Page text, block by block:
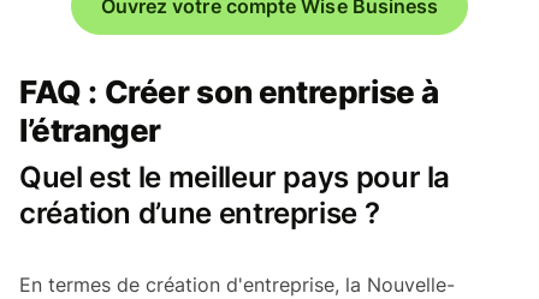
Ouvrez votre compte Wise Business
FAQ : Créer son entreprise à
l’étranger
Quel est le meilleur pays pour la
création d’une entreprise ?
En termes de création d'entreprise, la Nouvelle-